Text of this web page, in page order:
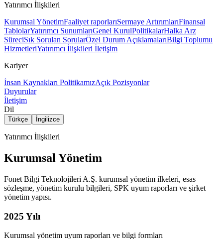
Yatırımcı İlişkileri
Kurumsal YönetimFaaliyet raporlarıSermaye ArtırımlarıFinansal
TablolarYatırımcı SunumlarıGenel KurulPolitikalarHalka Arz
SüreciSık Sorulan SorularÖzel Durum AçıklamalarıBilgi Toplumu
HizmetleriYatırımcı İlişkileri İletişim
Kariyer
İnsan Kaynakları PolitikamızAçık Pozisyonlar
Duyurular
İletişim
Dil
Türkçe İngilizce
Yatırımcı İlişkileri
Kurumsal Yönetim
Fonet Bilgi Teknolojileri A.Ş. kurumsal yönetim ilkeleri, esas
sözleşme, yönetim kurulu bilgileri, SPK uyum raporları ve şirket
yönetim yapısı.
2025 Yılı
Kurumsal yönetim uyum raporları ve bilgi formları